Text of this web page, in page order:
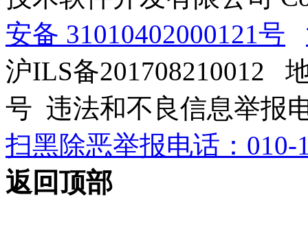
安备 31010402000121号
沪ILS备201708210012
号 违法和不良信息举报
扫黑除恶举报电话：010-
返回顶部